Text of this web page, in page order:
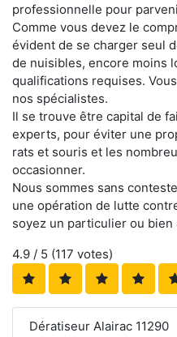
professionnelle pour
Comme vous devez le
évident de se charger seul
de nuisibles, encore moins
qualifications requises.
nos spécialistes.
Il se trouve être capital de
experts, pour éviter une
rats et souris et les
occasionner.
Nous sommes sans
une opération de lutte
soyez un particulier ou bien
4.9 / 5 (117 votes)
Dératiseur Alairac 11290